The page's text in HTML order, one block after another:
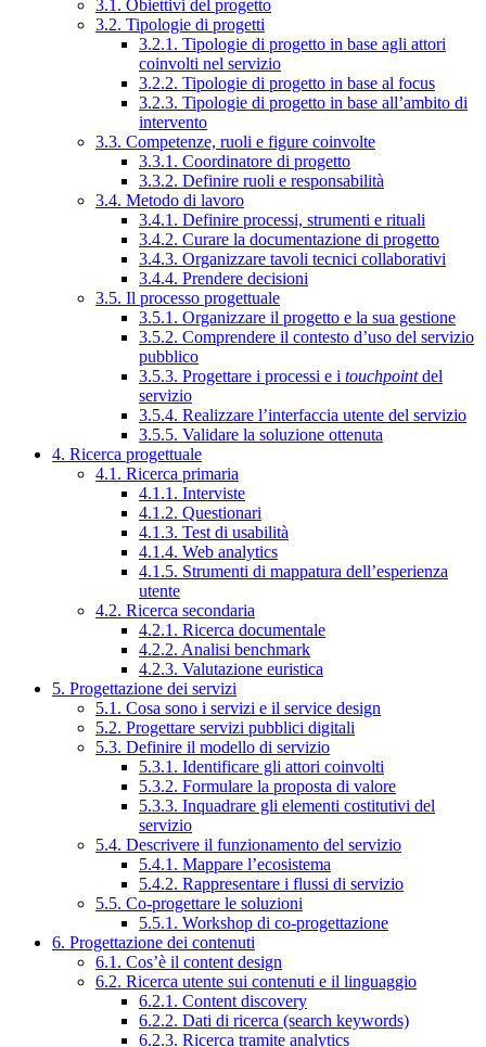
3.1. Obiettivi del progetto
3.2. Tipologie di progetti
3.2.1. Tipologie di progetto in base agli attori
coinvolti nel servizio
3.2.2. Tipologie di progetto in base al focus
3.2.3. Tipologie di progetto in base all’ambito di
intervento
3.3. Competenze, ruoli e figure coinvolte
3.3.1. Coordinatore di progetto
3.3.2. Definire ruoli e responsabilità
3.4. Metodo di lavoro
3.4.1. Definire processi, strumenti e rituali
3.4.2. Curare la documentazione di progetto
3.4.3. Organizzare tavoli tecnici collaborativi
3.4.4. Prendere decisioni
3.5. Il processo progettuale
3.5.1. Organizzare il progetto e la sua gestione
3.5.2. Comprendere il contesto d’uso del servizio
pubblico
3.5.3. Progettare i processi e i touchpointdel
servizio
3.5.4. Realizzare l’interfaccia utente del servizio
3.5.5. Validare la soluzione ottenuta
4. Ricerca progettuale
4.1. Ricerca primaria
4.1.1. Interviste
4.1.2. Questionari
4.1.3. Test di usabilità
4.1.4. Web analytics
4.1.5. Strumenti di mappatura dell’esperienza
utente
4.2. Ricerca secondaria
4.2.1. Ricerca documentale
4.2.2. Analisi benchmark
4.2.3. Valutazione euristica
5. Progettazione dei servizi
5.1. Cosa sono i servizi e il service design
5.2. Progettare servizi pubblici digitali
5.3. Definire il modello di servizio
5.3.1. Identificare gli attori coinvolti
5.3.2. Formulare la proposta di valore
5.3.3. Inquadrare gli elementi costitutivi del
servizio
5.4. Descrivere il funzionamento del servizio
5.4.1. Mappare l’ecosistema
5.4.2. Rappresentare i flussi di servizio
5.5. Co-progettare le soluzioni
5.5.1. Workshop di co-progettazione
6. Progettazione dei contenuti
6.1. Cos’è il content design
6.2. Ricerca utente sui contenuti e il linguaggio
6.2.1. Content discovery
6.2.2. Dati di ricerca (search keywords)
6.2.3. Ricerca tramite analytics